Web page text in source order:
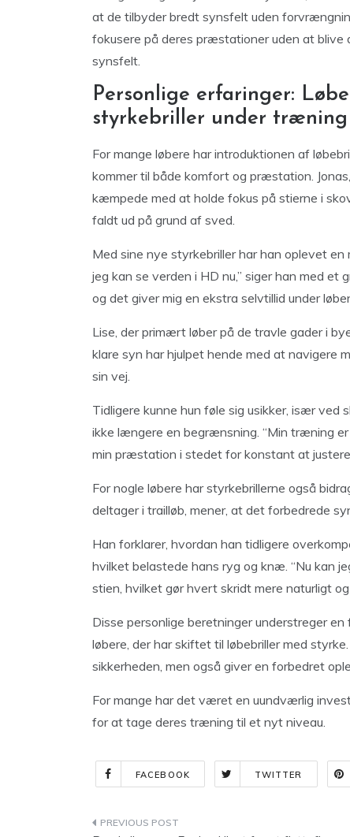
at de tilbyder bredt synsfelt uden
fokusere på deres præstationer uden at blive
synsfelt.
Personlige erfaringer:
styrkebriller under træning
For mange løbere har introduktionen af
kommer til både komfort og præstation.
kæmpede med at holde fokus på stierne i
faldt ud på grund af sved.
Med sine nye styrkebriller har han oplevet
jeg kan se verden i HD nu,” siger han med et
og det giver mig en ekstra selvtillid under
Lise, der primært løber på de travle gader i
klare syn har hjulpet hende med at navigere
sin vej.
Tidligere kunne hun føle sig usikker, især ved
ikke længere en begrænsning. “Min træning
min præstation i stedet for konstant at justere
For nogle løbere har styrkebrillerne også
deltager i trailløb, mener, at det forbedrede
Han forklarer, hvordan han tidligere
hvilket belastede hans ryg og knæ. “Nu kan
stien, hvilket gør hvert skridt mere naturligt
Disse personlige beretninger understreger
løbere, der har skiftet til løbebriller med
sikkerheden, men også giver en forbedret
For mange har det været en uundværlig
for at tage deres træning til et nyt niveau.
FACEBOOK TWITTER
Indlægsnavigation